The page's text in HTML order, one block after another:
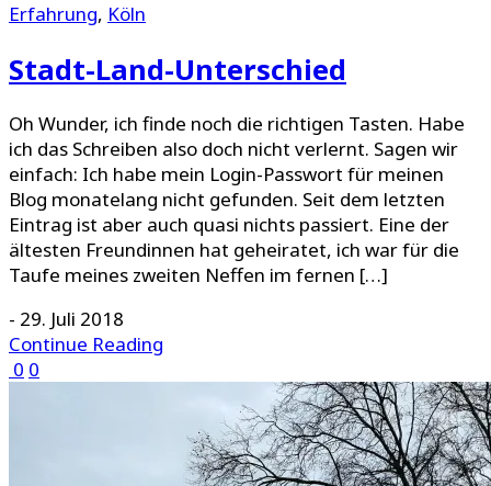
Erfahrung, Köln
Stadt-Land-Unterschied
Oh Wunder, ich finde noch die richtigen Tasten. Habe
ich das Schreiben also doch nicht verlernt. Sagen wir
einfach: Ich habe mein Login-Passwort für meinen
Blog monatelang nicht gefunden. Seit dem letzten
Eintrag ist aber auch quasi nichts passiert. Eine der
ältesten Freundinnen hat geheiratet, ich war für die
Taufe meines zweiten Neffen im fernen […]
- 29. Juli 2018
Continue Reading
0 0